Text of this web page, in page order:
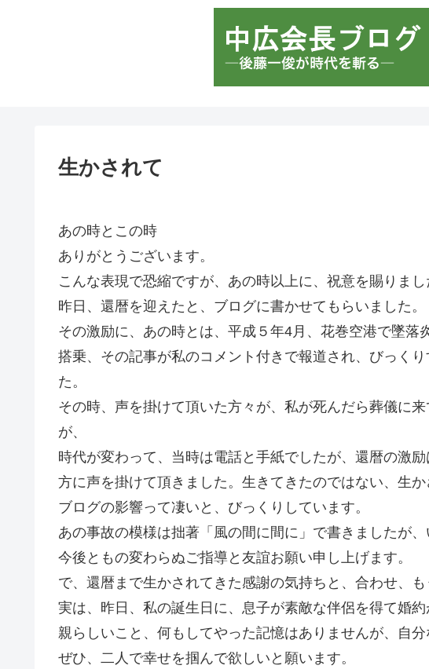
生かされて
あの時とこの時
ありがとうございます。
こんな表現で恐縮ですが、あの時以上に、祝意を賜りまし
昨日、還暦を迎えたと、ブログに書かせてもらいました。
その激励に、あの時とは、平成５年4月、花巻空港で墜落
搭乗、その記事が私のコメント付きで報道され、びっく
た。
その時、声を掛けて頂いた方々が、私が死んだら葬儀に
が、
時代が変わって、当時は電話と手紙でしたが、還暦の激
方に声を掛けて頂きました。生きてきたのではない、生か
ブログの影響って凄いと、びっくりしています。
あの事故の模様は拙著「風の間に間に」で書きましたが
今後ともの変わらぬご指導と友誼お願い申し上げます。
で、還暦まで生かされてきた感謝の気持ちと、合わせ、
実は、昨日、私の誕生日に、息子が素敵な伴侶を得て婚約
親らしいこと、何もしてやった記憶はありませんが、自
ぜひ、二人で幸せを掴んで欲しいと願います。